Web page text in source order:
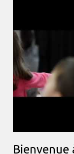
Bienvenue